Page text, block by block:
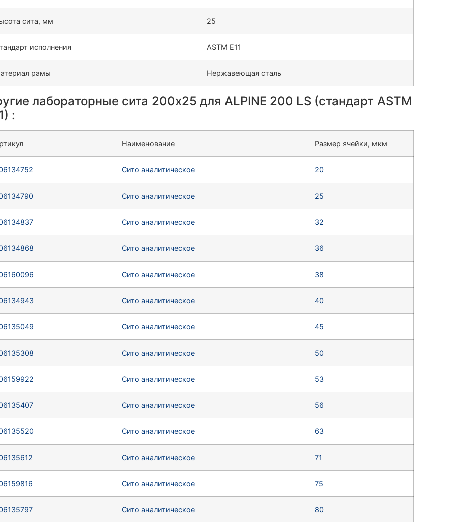
сита, мм 25
исполнения ASTM E11
рамы Нержавеющая сталь
лабораторные сита 200х25 для ALPINE 200 LS (стандарт ASTM
:
Наименование Размер ячейки, мкм
Сито аналитическое 20
Сито аналитическое 25
Сито аналитическое 32
Сито аналитическое 36
Сито аналитическое 38
Сито аналитическое 40
Сито аналитическое 45
Сито аналитическое 50
Сито аналитическое 53
Сито аналитическое 56
Сито аналитическое 63
Сито аналитическое 71
Сито аналитическое 75
Сито аналитическое 80